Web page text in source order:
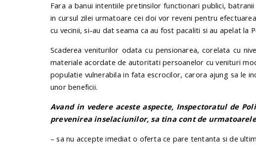
Fara a banui intentiile pretinsilor functionari publici,
in cursul zilei urmatoare cei doi vor reveni pentru
cu vecinii, si-au dat seama ca au fost pacaliti si au apelat la
Scaderea veniturilor odata cu pensionarea, corelata cu
materiale acordate de autoritati persoanelor cu venituri
populatie vulnerabila in fata escrocilor, carora ajung sa le
unor beneficii.
Avand in vedere aceste aspecte, Inspectoratul de
prevenirea inselaciunilor, sa tina cont de
– sa nu accepte imediat o oferta ce pare tentanta si de